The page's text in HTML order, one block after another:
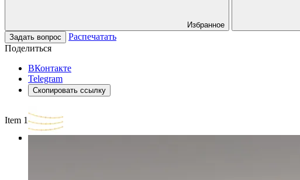
Избранное
Задать вопрос
Распечатать
Поделиться
ВКонтакте
Telegram
Скопировать ссылку
Item 1 of 3